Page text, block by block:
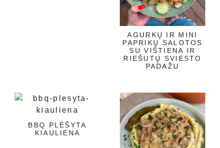
AGURKŲ IR MINI
PAPRIKŲ SALOTOS
SU VIŠTIENA IR
RIEŠUTŲ SVIESTO
PADAŽU
BBQ PLĖŠYTA
KIAULIENA